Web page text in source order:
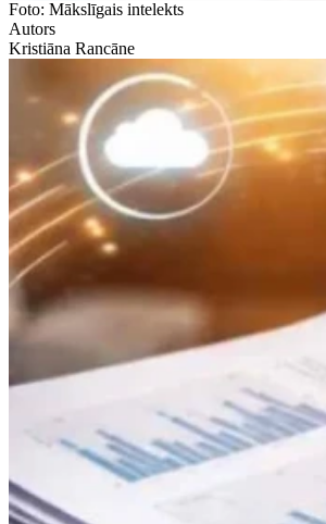
Foto: Mākslīgais intelekts
Autors
Kristiāna Rancāne